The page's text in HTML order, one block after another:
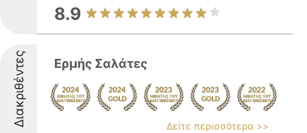
8.9
Διακριθέντες Ερμής Σαλάτες
Δείτε περισσότερα >>